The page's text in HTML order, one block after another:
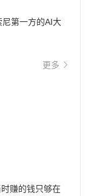
第一方的AI大
更多
赚的钱只够在